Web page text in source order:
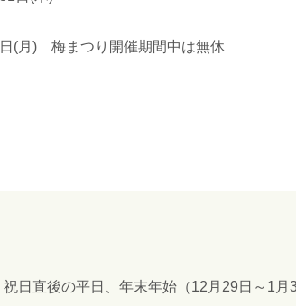
(月) 梅まつり開催期間中は無休
日直後の平日、年末年始（12月29日～1月3